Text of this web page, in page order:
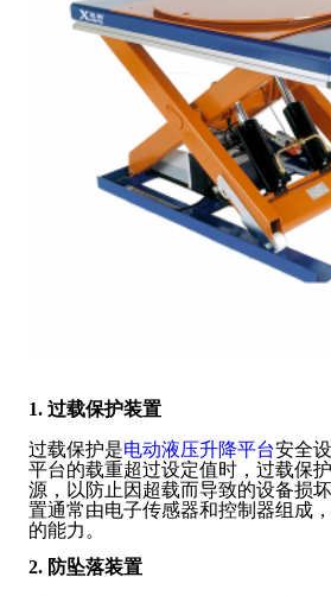
1. 过载保护装置
过载保护是电动液压升降平台安全
平台的载重超过设定值时，过载保
源，以防止因超载而导致的设备损
置通常由电子传感器和控制器组成
的能力。
2. 防坠落装置